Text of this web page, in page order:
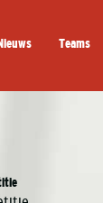
Teams